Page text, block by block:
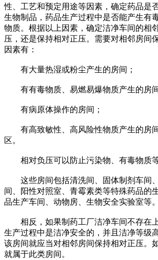
性、工艺和预定用途等因素，确定药品是
生物制品，药品生产过程中是否能产生有
物质。根据以上因素，确定洁净车间的相
压，还是保持相对正压。需要对相邻房间
因素有：
有大量热湿或粉尘产生的房间；
有有毒物质、易燃易爆物质产生的房间
有病原体操作的房间；
有高致敏性、高风险性物质产生的房
区。
相对负压可以防止污染物、有毒物质等
这些房间包括清洗间、固体制剂车间
间、阳性对照室、青霉素类等特殊药品的
品生产车间、动物房、生物安全实验室等。
相反，如果制药工厂洁净车间不存在上
生产过程中是洁净安全的，并且洁净等级
该房间就应当对相邻房间保持相对正压。
就属于此类房间。